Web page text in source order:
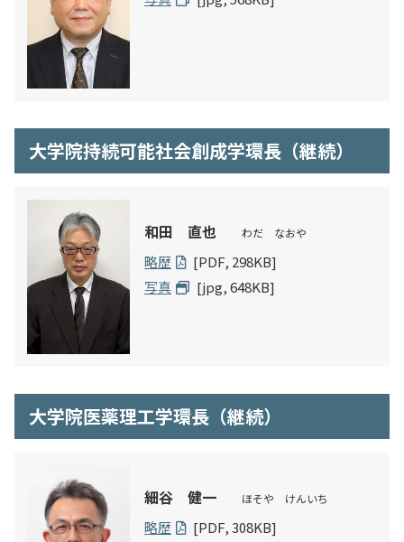
大学院持続可能社会創成学環長（継続）
和田 直也 わだ なおや
略歴
[PDF, 298KB]
写真
[jpg, 648KB]
大学院医薬理工学環長（継続）
細谷 健一 ほそや けんいち
略歴
[PDF, 308KB]